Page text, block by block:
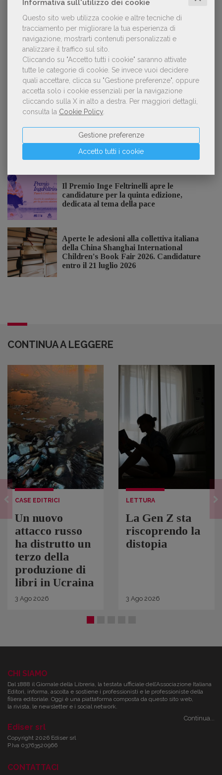
Informativa sull'utilizzo dei cookie
Questo sito web utilizza cookie e altre tecniche di
tracciamento per migliorare la tua esperienza di
navigazione, mostrarti contenuti personalizzati e
analizzare il traffico sul sito.
Cliccando su "Accetto tutti i cookie" saranno attivate
tutte le categorie di cookie. Se invece vuoi decidere
quali accettare, clicca su "Gestione preferenze", oppure
accetta solo i cookie essenziali per la navigazione
cliccando sulla X in alto a destra.
Per maggiori dettagli,
consulta la Cookie Policy
Accetto tutti i cookie
Gestione preferenze
Spammy, Low-quality, Over-Produced: cosa
sono gli «slop», libri scritti con l'IA che
inquinano la narrativa di genere
Kobo ha rifiutato il 45% dei testi ricevuti per
sospetto utilizzo dell’IA
NOTIZIE DALL'AIE
Il Premio Inge Feltrinelli apre le
candidature per la quinta edizione,
dedicata al tema della pace
Aperte le adesioni alla collettiva italiana
della China Shanghai International
Children's Book Fair 2026. Candidature
entro il 21 luglio 2026
CONTINUA A LEGGERE
CASE EDITRICI
Un nuovo
attacco russo
ha distrutto un
terzo della
produzione di
libri in Ucraina
3 Ago 2026
LETTURA
La Gen Z sta
riscoprendo la
distopia
3 Ago 2026
CHI SIAMO
Dal 1888 il Giornale della Libreria, la testata ufficiale dell’Associazione Italiana
Editori, informa, ascolta e sostiene i professionisti e le professioniste della
filiera editoriale. Oggi è una piattaforma composta da questo sito web,
la rivista, le newsletter e i social network.
Continua...
Ediser srl
Copyright 2026 Ediser srl
P.Iva 03763520966
CONTATTACI